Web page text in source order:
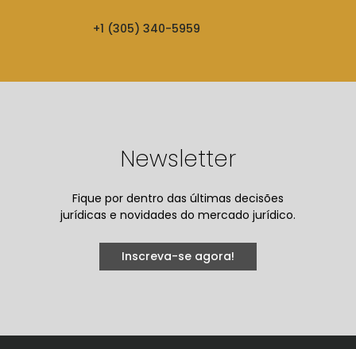
+1 (305) 340-5959
Newsletter
Fique por dentro das últimas decisões
jurídicas e novidades do mercado jurídico.
Inscreva-se agora!